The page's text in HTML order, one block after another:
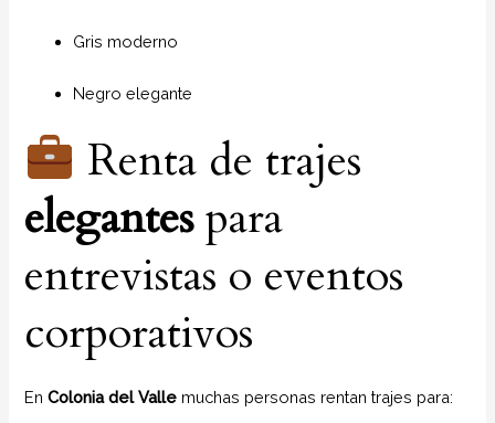
Gris moderno
Negro elegante
Renta de trajes
elegantespara
entrevistas o eventos
corporativos
EnColonia del Valle muchas personas rentan trajes para: